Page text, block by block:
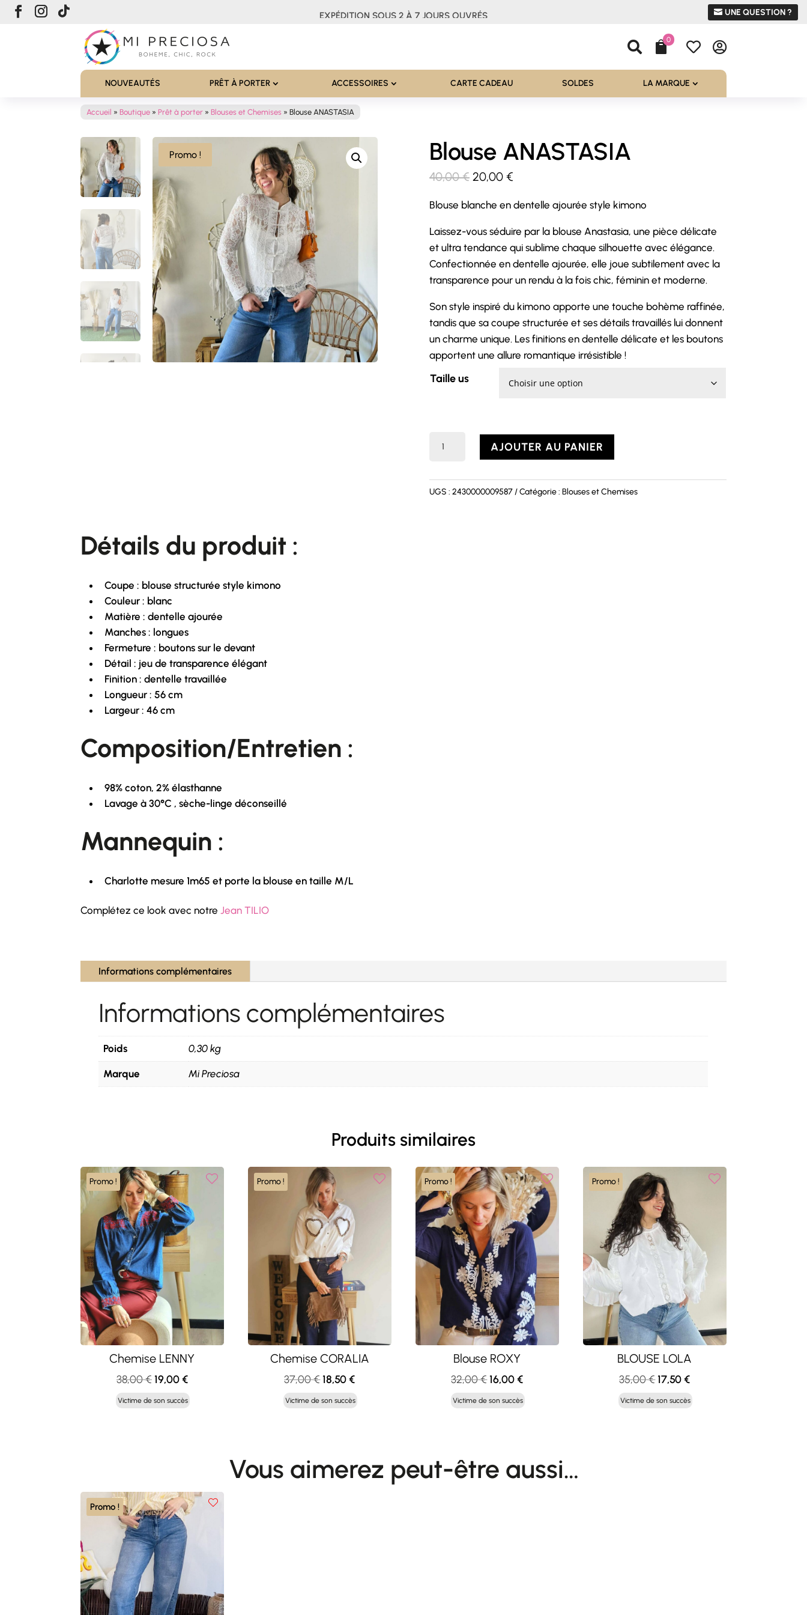
EXPÉDITION SOUS 2 À 7 JOURS OUVRÉS UNE QUESTION ?
 0  
NOUVEAUTÉS PRÊT À PORTER ACCESSOIRES CARTE CADEAU SOLDES LA MARQUE
Accueil »Boutique »Prêt à porter »Blouses et Chemises »Blouse ANASTASIA
Promo ! Blouse ANASTASIA
40,00€ Le
initial
était :
40,00 €.
20,00 €Le
actuel
est :
20,00 €.
Blouse blanche en dentelle ajourée style kimono
Laissez-vous séduire par la blouse Anastasia, une pièce délicate
et ultra tendance qui sublime chaque silhouette avec élégance.
Confectionnée en dentelle ajourée, elle joue subtilement avec la
transparence pour un rendu à la fois chic, féminin et moderne.
Son style inspiré du kimono apporte une touche bohème raffinée,
tandis que sa coupe structurée et ses détails travaillés lui donnent
un charme unique. Les finitions en dentelle délicate et les boutons
apportent une allure romantique irrésistible !
Taille us
ANASTASIA
AJOUTER AU PANIER
UGS : 2430000009587 Catégorie : Blouses et Chemises
Détails du produit :
Coupe : blouse structurée style kimono
Couleur : blanc
Matière : dentelle ajourée
Manches : longues
Fermeture : boutons sur le devant
Détail : jeu de transparence élégant
Finition : dentelle travaillée
Longueur : 56 cm
Largeur : 46 cm
Composition/Entretien :
98% coton, 2% élasthanne
Lavage à 30°C , sèche-linge déconseillé
Mannequin :
Charlotte mesure 1m65 et porte la blouse en taille M/L
Complétez ce look avec notre Jean TILIO
Informations complémentaires
Informations complémentaires
Poids 0,30 kg
Marque Mi Preciosa
Produits similaires
Promo !
Chemise LENNY
38,00€ Le
prix
initial
19,00€Le
prix
actuel
Victime de son succès
Promo !
Chemise CORALIA
37,00€ Le
prix
initial
18,50€Le
prix
actuel
Victime de son succès
Promo !
Blouse ROXY
32,00€ Le
prix
initial
16,00€Le
prix
actuel
Victime de son succès
Promo !
BLOUSE LOLA
35,00€ Le
prix
initial
17,50€Le
prix
actuel
Victime de son succès
Vous aimerez peut-être aussi…
Promo !